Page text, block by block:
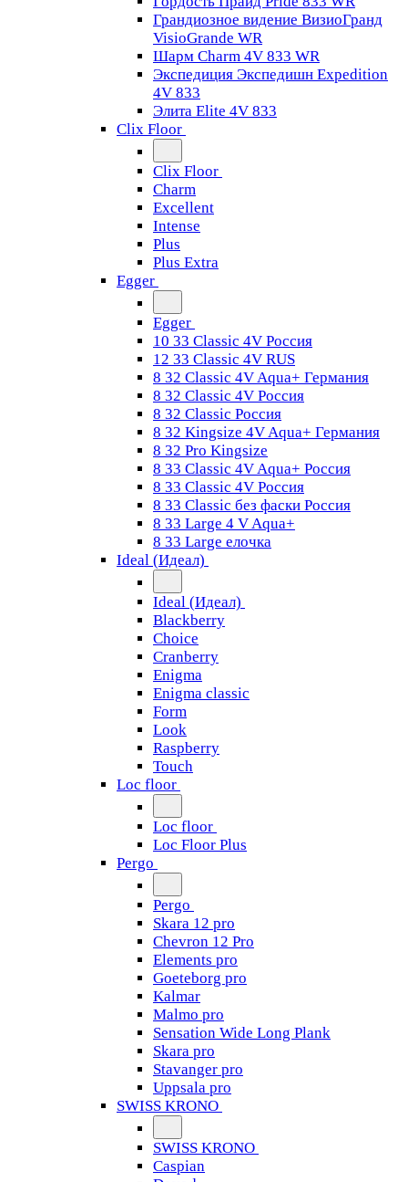
Грандиозное видение ВизиоГранд
VisioGrande WR
Шарм Charm 4V 833 WR
Экспедиция Экспедишн Expedition
4V 833
Элита Elite 4V 833
Clix Floor
Clix Floor
Charm
Excellent
Intense
Plus
Plus Extra
Egger
Egger
10 33 Classic 4V Россия
12 33 Classic 4V RUS
8 32 Classic 4V Aqua+ Германия
8 32 Classic 4V Россия
8 32 Classic Россия
8 32 Kingsize 4V Aqua+ Германия
8 32 Pro Kingsize
8 33 Classic 4V Aqua+ Россия
8 33 Classic 4V Россия
8 33 Classic без фаски Россия
8 33 Large 4 V Aqua+
8 33 Large елочка
Ideal (Идеал)
Ideal (Идеал)
Blackberry
Choice
Cranberry
Enigma
Enigma classic
Form
Look
Raspberry
Touch
Loc floor
Loc floor
Loc Floor Plus
Pergo
Pergo
Skara 12 pro
Chevron 12 Pro
Elements pro
Goeteborg pro
Kalmar
Malmo pro
Sensation Wide Long Plank
Skara pro
Stavanger pro
Uppsala pro
SWISS KRONO
SWISS KRONO
Caspian